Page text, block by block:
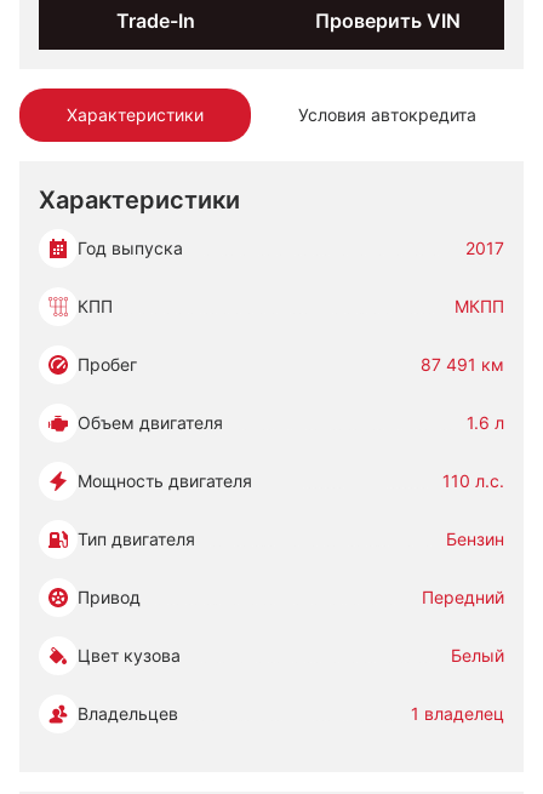
Характеристики Условия автокредита
Характеристики
Год выпуска 2017
КПП МКПП
Пробег 87 491 км
Объем двигателя 1.6 л
Мощность двигателя 110 л.с.
Тип двигателя Бензин
Привод Передний
Цвет кузова Белый
Владельцев 1 владелец
Trade-In Проверить VIN